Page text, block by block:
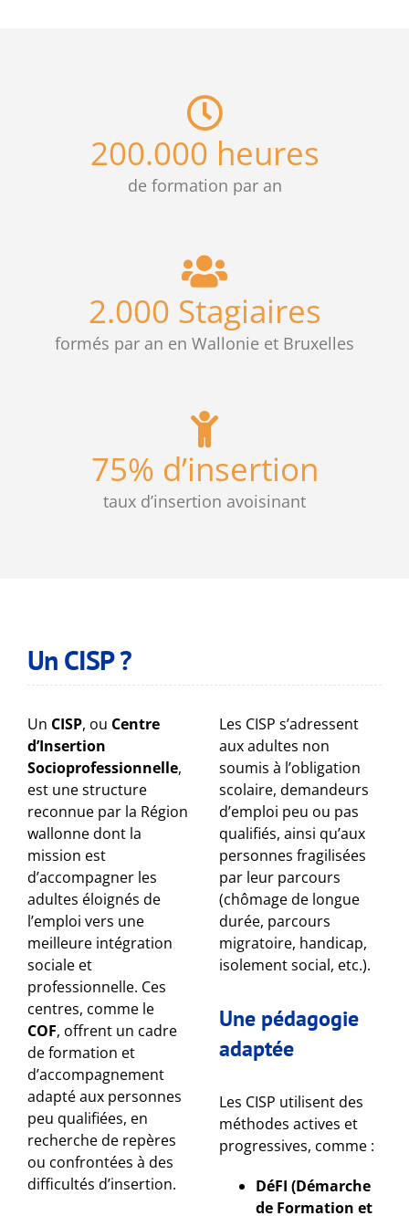
200.000 heures
de formation par an
2.000 Stagiaires
formés par an en Wallonie et Bruxelles
75% d’insertion
taux d’insertion avoisinant
Un CISP ?
Un CISP, ou Centre
d’Insertion
Socioprofessionnelle,
est une structure
reconnue par la Région
wallonne dont la
mission est
d’accompagner les
adultes éloignés de
l’emploi vers une
meilleure intégration
sociale et
professionnelle. Ces
centres, comme le
COF, offrent un cadre
de formation et
d’accompagnement
adapté aux personnes
peu qualifiées, en
recherche de repères
ou confrontées à des
difficultés d’insertion.
Les CISP s’adressent
aux adultes non
soumis à l’obligation
scolaire, demandeurs
d’emploi peu ou pas
qualifiés, ainsi qu’aux
personnes fragilisées
par leur parcours
(chômage de longue
durée, parcours
migratoire, handicap,
isolement social, etc.).
Une pédagogie
adaptée
Les CISP utilisent des
méthodes actives et
progressives, comme :
DéFI (Démarche
de Formation et